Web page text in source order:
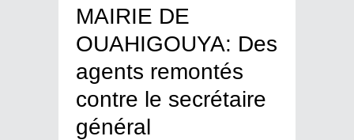
MAIRIE DE
OUAHIGOUYA: Des
agents remontés
contre le secrétaire
général